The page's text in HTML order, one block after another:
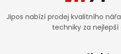
Jipos nabízí prodej kvalitního
techniky za